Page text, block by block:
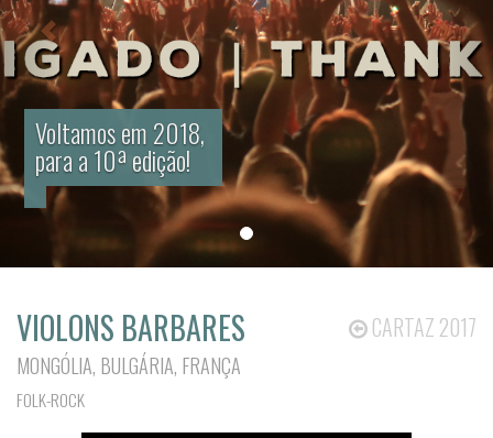
Voltamos em 2018,
para a 10ª edição!
CARTAZ 2017
VIOLONS BARBARES
MONGÓLIA, BULGÁRIA, FRANÇA
FOLK-ROCK